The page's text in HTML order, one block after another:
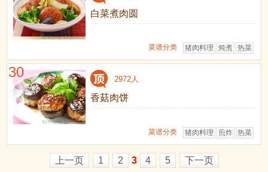
白菜煮肉圆
热菜
炖煮
猪肉料理
菜谱分类
30 2972人
香菇肉饼
热菜
煎炸
猪肉料理
菜谱分类
上一页 1 2 3 4 5 下一页